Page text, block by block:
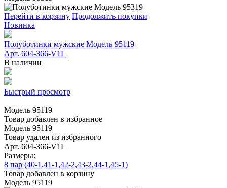
Перейти в корзину Продолжить покупки
Новинка
Полуботинки мужские Модель 95119
Арт. 604-366-V1L
В наличии
Быстрый просмотр
Модель 95119
Товар добавлен в избранное
Модель 95119
Товар удален из избранного
Арт. 604-366-V1L
Размеры:
8 пар (40-1,41-1,42-2,43-2,44-1,45-1)
Товар добавлен в корзину
Модель 95119